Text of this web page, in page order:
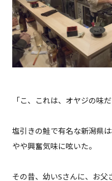
「こ、これは、オヤジの味だ
塩引きの鮭で有名な新潟県
やや興奮気味に呟いた。
その昔、幼いSさんに、お